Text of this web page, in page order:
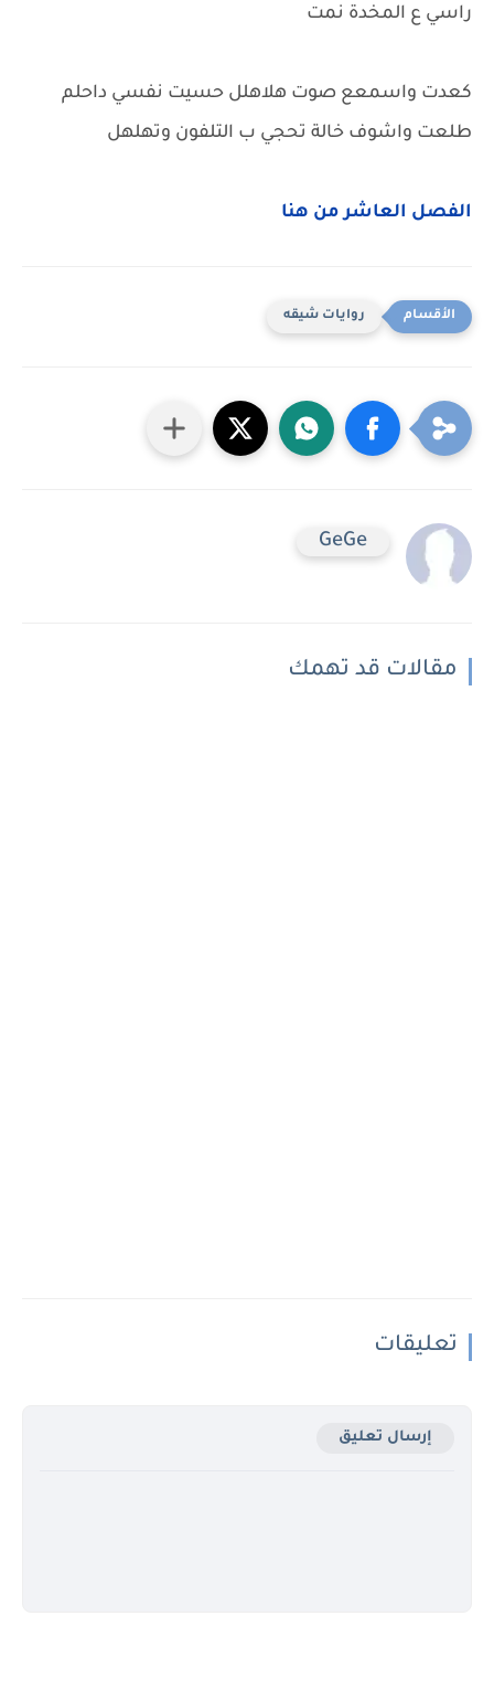
راسي ع المخدة نمت
كعدت واسمعع صوت هلاهلل حسيت نفسي داحلم
طلعت واشوف خالة تحجي ب التلفون وتهلهل
الفصل العاشر من هنا
روايات شيقه
GeGe
مقالات قد تهمك
تعليقات
إرسال تعليق